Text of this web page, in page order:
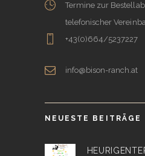
Termine zur
telefonischer
+43(0)664/5237227
info@bison-ranch.at
NEUESTE BEITRÄGE